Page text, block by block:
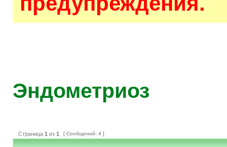
Эндометриоз
Страница 1 из 1 [ Сообщений: 4 ]